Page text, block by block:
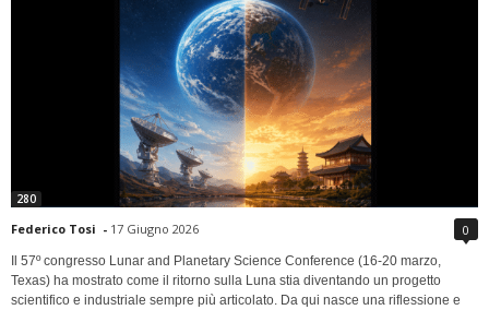
280
Federico Tosi - 17 Giugno 2026 0
Il 57º congresso Lunar and Planetary Science Conference (16-20 marzo,
Texas) ha mostrato come il ritorno sulla Luna stia diventando un progetto
scientifico e industriale sempre più articolato. Da qui nasce una riflessione e